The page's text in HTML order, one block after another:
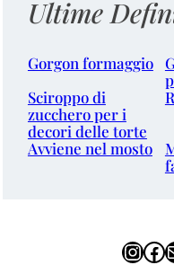
Ultime
Gorgon formaggio
Sciroppo di
zucchero per i
decori delle torte
Avviene nel mosto
InstagramFacebook Email